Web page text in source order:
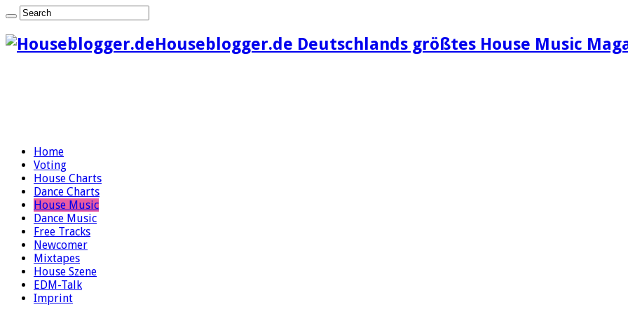
Houseblogger.de Deutschlands größtes House Music
Home
Voting
House Charts
Dance Charts
House Music
Dance Music
Free Tracks
Newcomer
Mixtapes
House Szene
EDM-Talk
Imprint